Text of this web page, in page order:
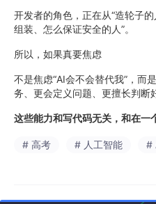
开发者的角色，正在从“造轮子
组装、怎么保证安全的人”。
所以，如果真要焦虑
不是焦虑“AI会不会替代我”，而
务、更会定义问题、更擅长判断好
这些能力和写代码无关，和在一
# 高考 # 人工智能 #